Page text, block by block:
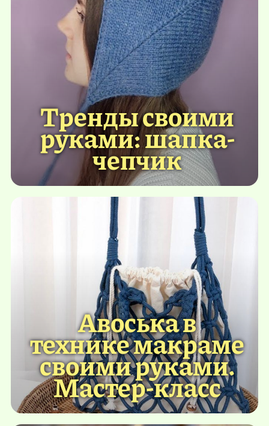
Тренды своими
руками: шапка-
чепчик
Авоська в
технике макраме
своими руками.
Мастер-класс